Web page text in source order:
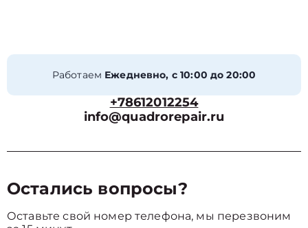
Работаем Ежедневно, с 10:00 до 20:00
+78612012254
info@quadrorepair.ru
Остались вопросы?
Оставьте свой номер телефона, мы перезвоним